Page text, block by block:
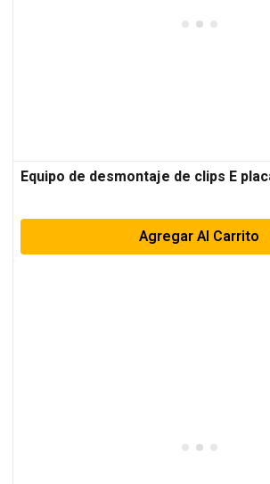
Equipo de desmontaje de clips E
Agregar Al Carrito